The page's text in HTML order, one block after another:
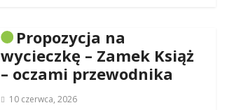
Propozycja na
wycieczkę – Zamek Książ
– oczami przewodnika
10 czerwca, 2026